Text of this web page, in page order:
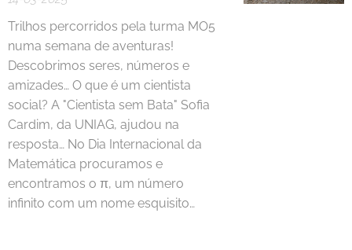
Trilhos percorridos pela turma MO5
numa semana de aventuras!
Descobrimos seres, números e
amizades… O que é um cientista
social? A "Cientista sem Bata" Sofia
Cardim, da UNIAG, ajudou na
resposta… No Dia Internacional da
Matemática procuramos e
encontramos o π, um número
infinito com um nome esquisito…